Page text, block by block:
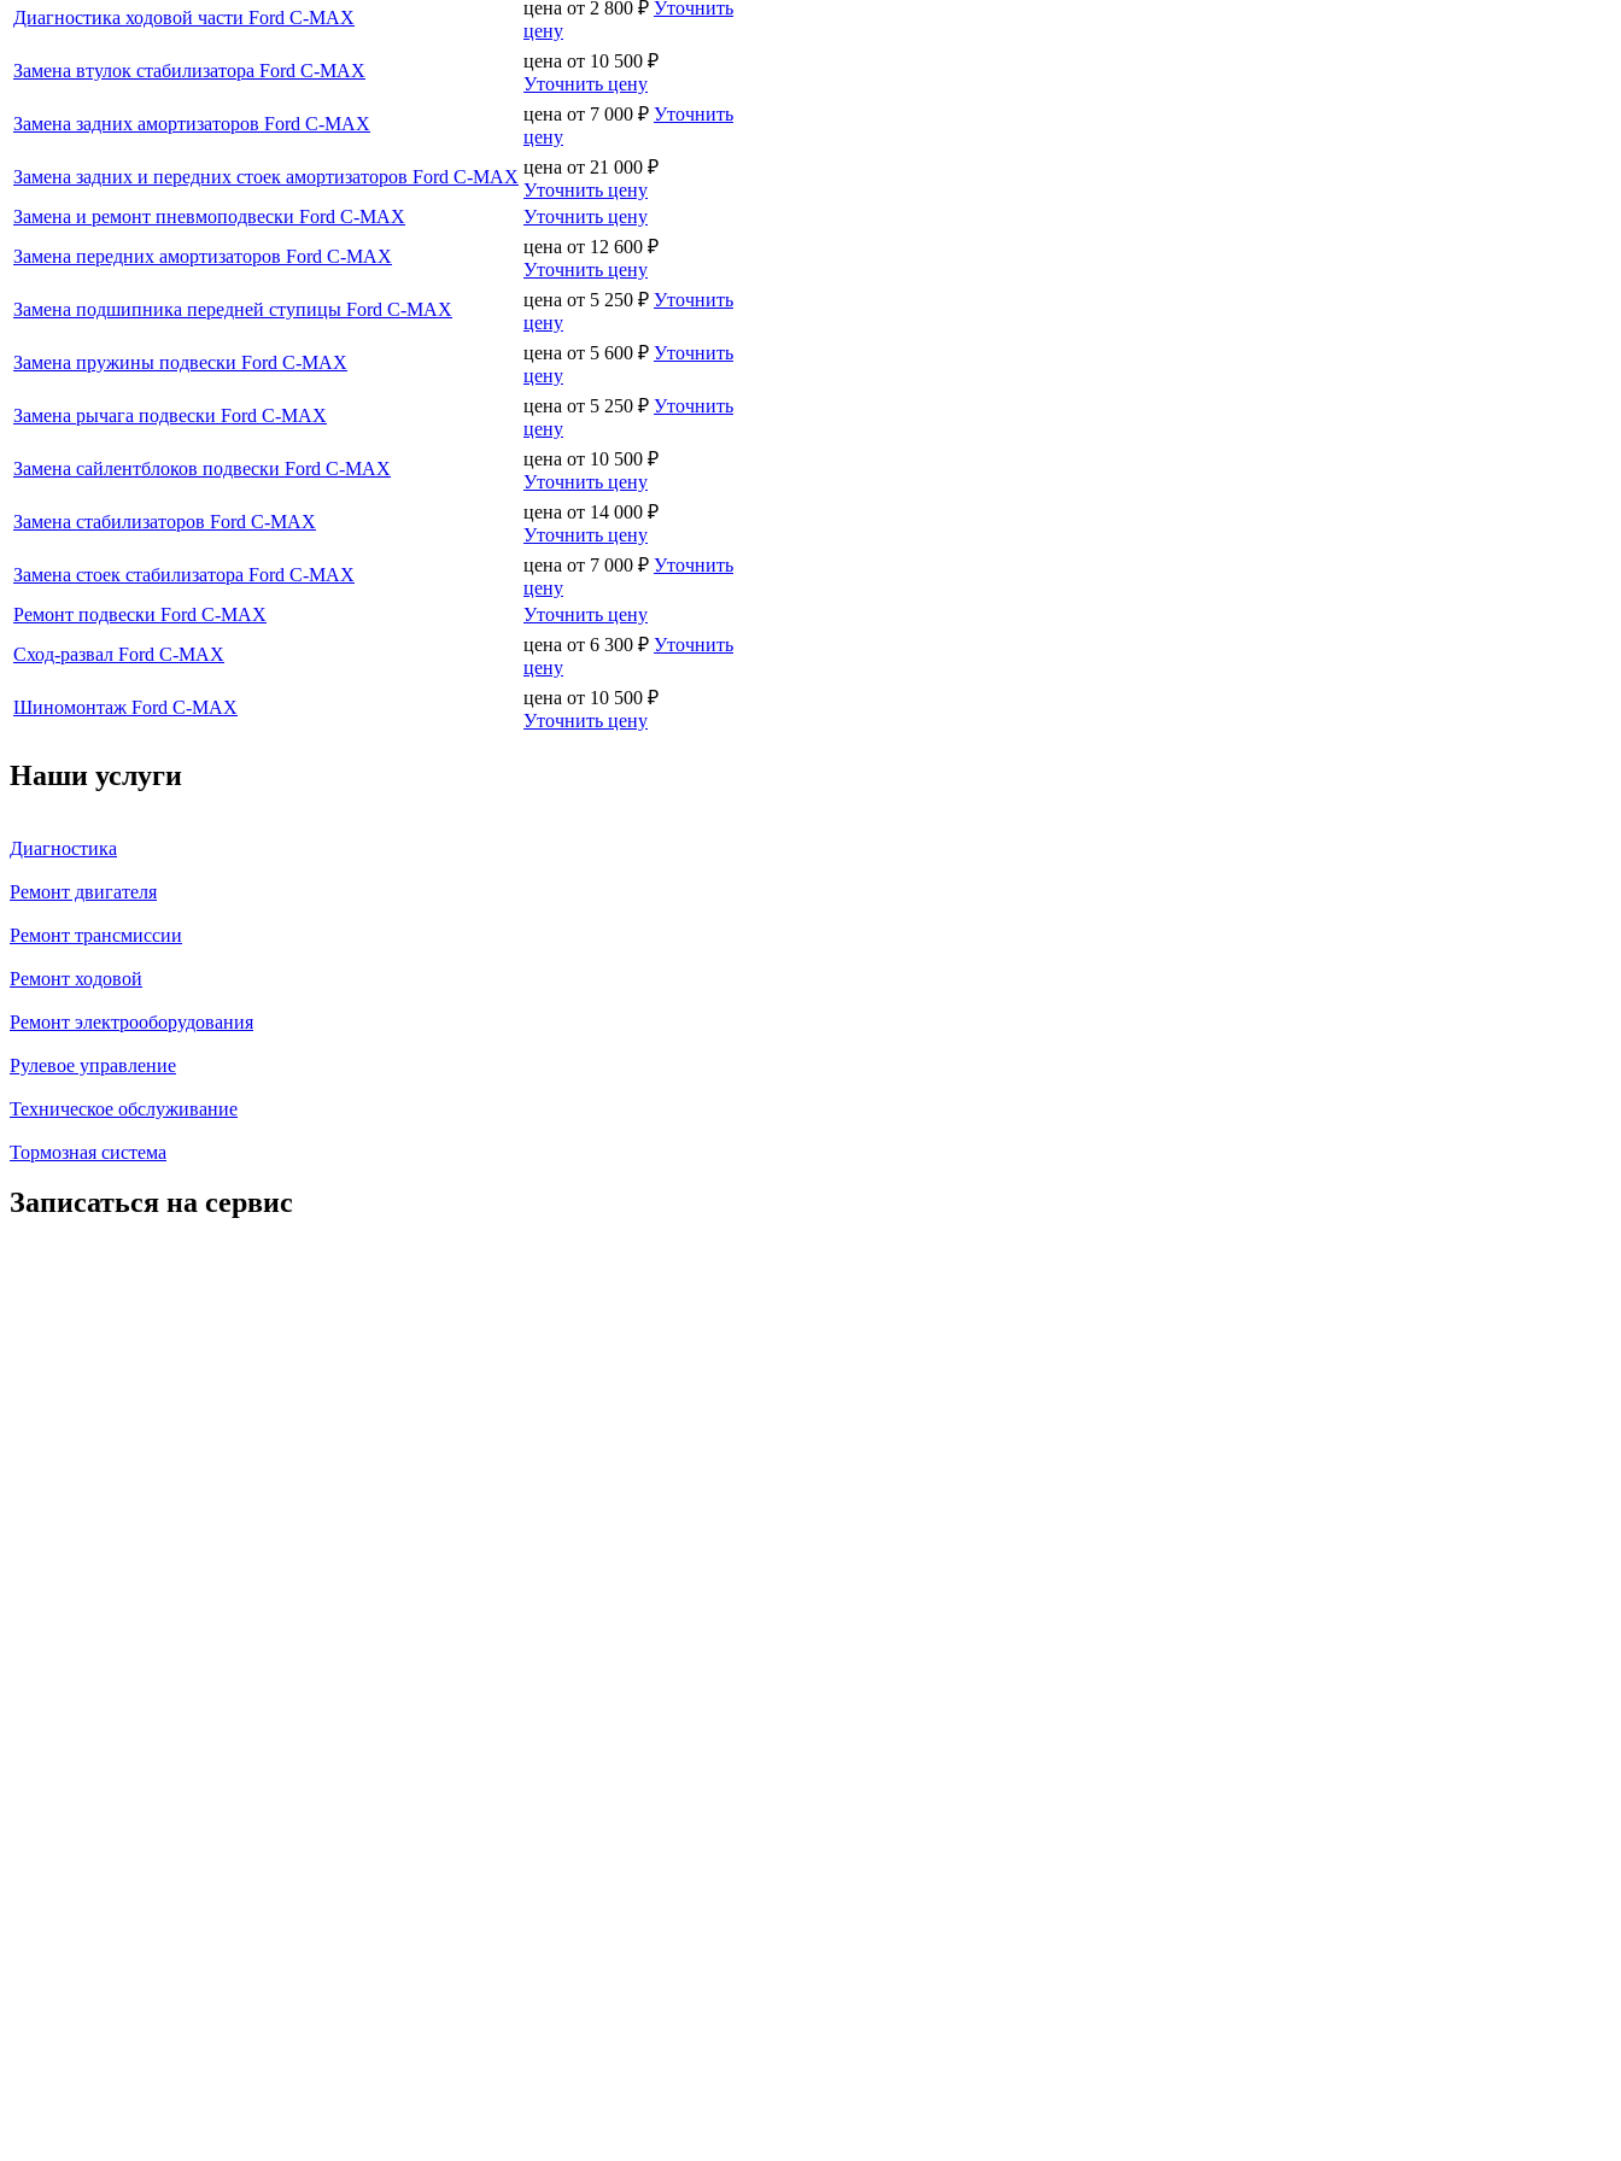
Диагностика ходовой части Ford C-MAX цена от 2 800 ₽ Уточнить
цену
Замена втулок стабилизатора Ford C-MAX
цена от 10 500 ₽
Уточнить цену
Замена задних амортизаторов Ford C-MAX
цена от 7 000 ₽ Уточнить
цену
Замена задних и передних стоек амортизаторов Ford C-MAX цена от 21 000 ₽
Уточнить цену
Замена и ремонт пневмоподвески Ford C-MAX
Уточнить цену
Замена передних амортизаторов Ford C-MAX
цена от 12 600 ₽
Уточнить цену
Замена подшипника передней ступицы Ford C-MAX
цена от 5 250 ₽ Уточнить
цену
Замена пружины подвески Ford C-MAX
цена от 5 600 ₽ Уточнить
цену
Замена рычага подвески Ford C-MAX
цена от 5 250 ₽ Уточнить
цену
Замена сайлентблоков подвески Ford C-MAX
цена от 10 500 ₽
Уточнить цену
Замена стабилизаторов Ford C-MAX
цена от 14 000 ₽
Уточнить цену
Замена стоек стабилизатора Ford C-MAX
цена от 7 000 ₽ Уточнить
цену
Ремонт подвески Ford C-MAX
Уточнить цену
Сход-развал Ford C-MAX
цена от 6 300 ₽ Уточнить
цену
Шиномонтаж Ford C-MAX
цена от 10 500 ₽
Уточнить цену
Наши услуги
Диагностика
Ремонт двигателя
Ремонт трансмиссии
Ремонт ходовой
Ремонт электрооборудования
Рулевое управление
Техническое обслуживание
Тормозная система
Записаться на сервис